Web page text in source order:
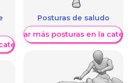
Posturas de saludo
Mostrar más posturas en la